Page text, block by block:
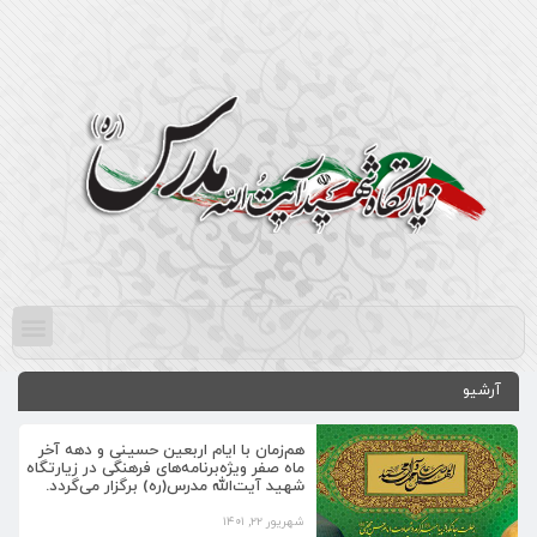
آرشیو
هم‌زمان با ایام اربعین حسینی و دهه آخر
ماه صفر ویژه‌برنامه‌های فرهنگی در زیارتگاه
شهید آیت‌الله مدرس(ره) برگزار می‌گردد.
شهریور ۲۲, ۱۴۰۱